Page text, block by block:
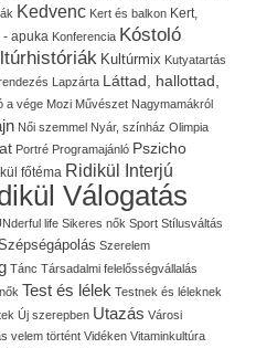
Kedvenc Kert és balkon Kert,
- apuka Konferencia Kóstoló
Kultúrmix Kutyatartás
Lapzárta Láttad, hallottad,
a vége Mozi Művészet Nagymamákról
Női szemmel Nyár, színház Olimpia
Portré Programajánló Pszicho
főtéma Ridikül Interjú
Válogatás
life Sikeres nők Sport Stílusváltás
Szerelem
Tánc Társadalmi felelősségvállalás
Test és lélek Testnek és léleknek
Új szerepben Utazás Városi
velem történt Vidéken Vitaminkultúra